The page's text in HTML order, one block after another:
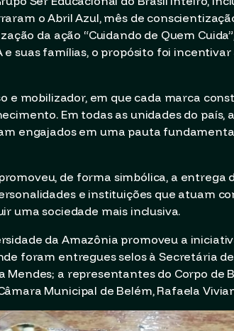
o Abril Azul, mês de
da ação “Cuidando de Quem
e suas famílias, o propósito foi
e mobilizador, em que cada marca
Em todas as unidades do país,
engajados em uma pauta
de forma simbólica, a entrega
e instituições que atuam
uma sociedade mais inclusiva.
da Amazônia promoveu a
foram entregues selos à Secretária
Mendes; a representantes do Corpo de
Municipal de Belém, Rafaela